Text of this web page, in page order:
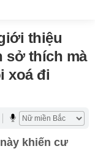
thiệu
sở thích mà
xoá đi
khiến cư